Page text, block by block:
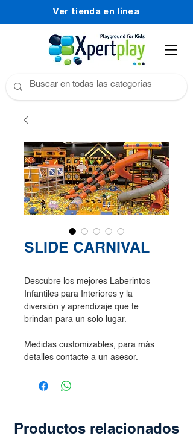
Ver tienda en línea
SLIDE CARNIVAL
Descubre los mejores Laberintos
Infantiles para Interiores y la
diversión y aprendizaje que te
brindan para un solo lugar.
Medidas customizables, para más
detalles contacte a un asesor.
Productos relacionados